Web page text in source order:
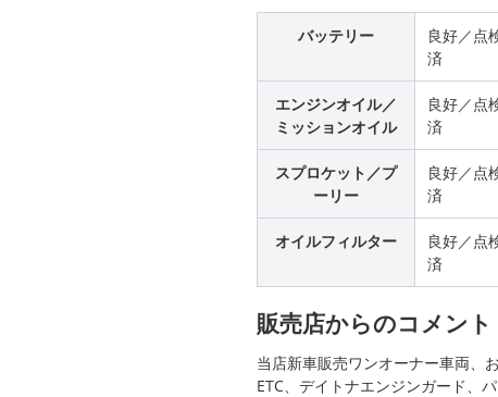
バッテリー
良好／点
済
エンジンオイル／
ミッションオイル
良好／点
済
スプロケット／プ
ーリー
良好／点
済
オイルフィルター
良好／点
済
販売店からのコメント
当店新車販売ワンオーナー車両、
ETC、デイトナエンジンガード、